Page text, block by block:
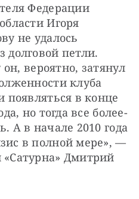
Федерации
Игоря
не удалось
петли.
вероятно, затянул
клуба
появляться в конце
но тогда все более-
А в начале 2010 года
в полной мере», —
Дмитрий